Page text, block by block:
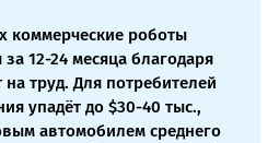
коммерческие роботы
за 12-24 месяца благодаря
труд. Для потребителей
упадёт до $30-40 тыс.,
автомобилем среднего